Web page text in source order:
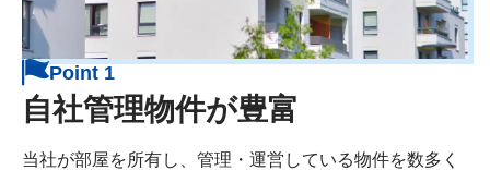
Point 1
自社管理物件が豊富
当社が部屋を所有し、管理・運営している物件を数多く